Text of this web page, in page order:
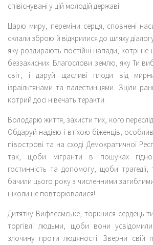
співіснувані у цій молодій державі.
Царю миру, переміни серця, сповнені
склали зброю й відкрилися до шляху
яку роздирають постійні напади, котрі
беззахисних. Благослови землю, яку Ти
світ, і даруй щасливі плоди від
ізраїльтянами та палестинцями. Зціли
котрий досі нівечать теракти.
Володарю життя, захисти тих, кого
Обдаруй надією і втіхою біженців,
півострові та на сході Демократичної
так, щоби мігранти в пошуках
гостинність та допомогу; щоби
бачили цього року з численними
ніколи не повторювалися!
Дитятку Вифлеємське, торкнися сердець
торгівлі людьми, щоби вони
злочину проти людяності. Зверни свій